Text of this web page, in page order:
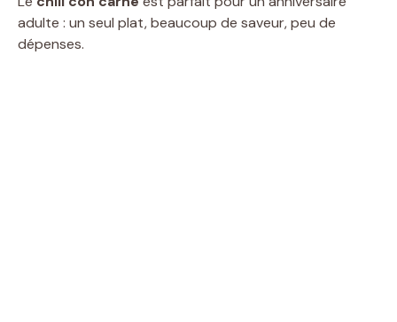
V
adulte : un seul plat, beaucoup de saveur, peu de
dépenses.